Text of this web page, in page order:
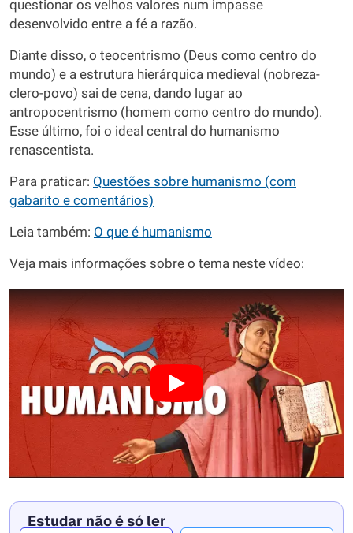
questionar os velhos valores num impasse
desenvolvido entre a fé a razão.
Diante disso, o teocentrismo (Deus como centro do
mundo) e a estrutura hierárquica medieval (nobreza-
clero-povo) sai de cena, dando lugar ao
antropocentrismo (homem como centro do mundo).
Esse último, foi o ideal central do humanismo
renascentista.
Para praticar: Questões sobre humanismo (com
gabarito e comentários)
Leia também: O que é humanismo
Veja mais informações sobre o tema neste vídeo:
Estudar não é só ler